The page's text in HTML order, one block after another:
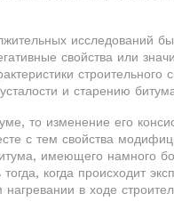
исследований
свойства или
и старению
то изменение его
с тем свойства
имеющего намного
когда происходит
в ходе